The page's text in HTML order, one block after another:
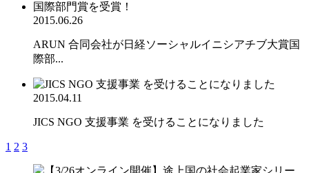
2015.06.26
ARUN 合同会社が日経ソーシャルイニシアチブ大賞国
際部...
2015.04.11
JICS NGO 支援事業 を受けることになりました
1 2 3